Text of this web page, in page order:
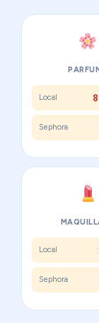
Local
Sephora
Local
Sephora